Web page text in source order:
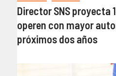
Director SNS proyecta
operen con mayor
próximos dos años